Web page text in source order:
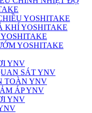
YOSHITAKE
KHÍ YOSHITAKE
YOSHITAKE
YNV
SÁT YNV
TOÀN YNV
ÁP YNV
YNV